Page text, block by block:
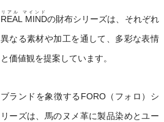
REAL MIND
リアル マインド
の財布シリーズは、それぞれ
異なる素材や加工を通して、多彩な表情
と価値観を提案しています。
ブランドを象徴するFORO（フォロ）シ
リーズは、馬のヌメ革に製品染めとユー